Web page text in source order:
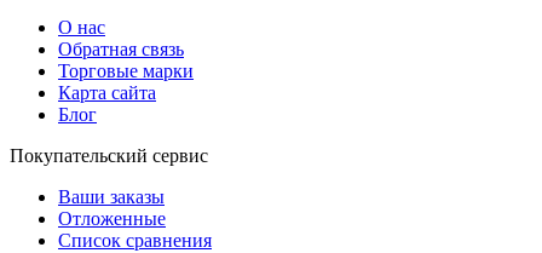
О нас
Обратная связь
Торговые марки
Карта сайта
Блог
Покупательский сервис
Ваши заказы
Отложенные
Список сравнения